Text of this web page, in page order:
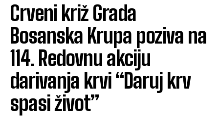
Crveni križ Grada
Bosanska Krupa poziva na
114. Redovnu akciju
darivanja krvi “Daruj krv
spasi život”